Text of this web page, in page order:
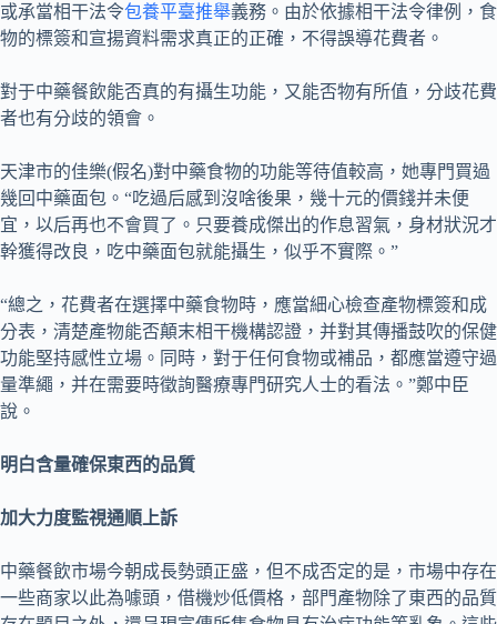
或承當相干法令包養平臺推舉義務。由於依據相干法令律例，食
物的標簽和宣揚資料需求真正的正確，不得誤導花費者。
對于中藥餐飲能否真的有攝生功能，又能否物有所值，分歧花費
者也有分歧的領會。
天津市的佳樂(假名)對中藥食物的功能等待值較高，她專門買過
幾回中藥面包。“吃過后感到沒啥後果，幾十元的價錢并未便
宜，以后再也不會買了。只要養成傑出的作息習氣，身材狀況才
幹獲得改良，吃中藥面包就能攝生，似乎不實際。”
“總之，花費者在選擇中藥食物時，應當細心檢查產物標簽和成
分表，清楚產物能否顛末相干機構認證，并對其傳播鼓吹的保健
功能堅持感性立場。同時，對于任何食物或補品，都應當遵守過
量準繩，并在需要時徵詢醫療專門研究人士的看法。”鄭中臣
說。
明白含量確保東西的品質
加大力度監視通順上訴
中藥餐飲市場今朝成長勢頭正盛，但不成否定的是，市場中存在
一些商家以此為噱頭，借機炒低價格，部門產物除了東西的品質